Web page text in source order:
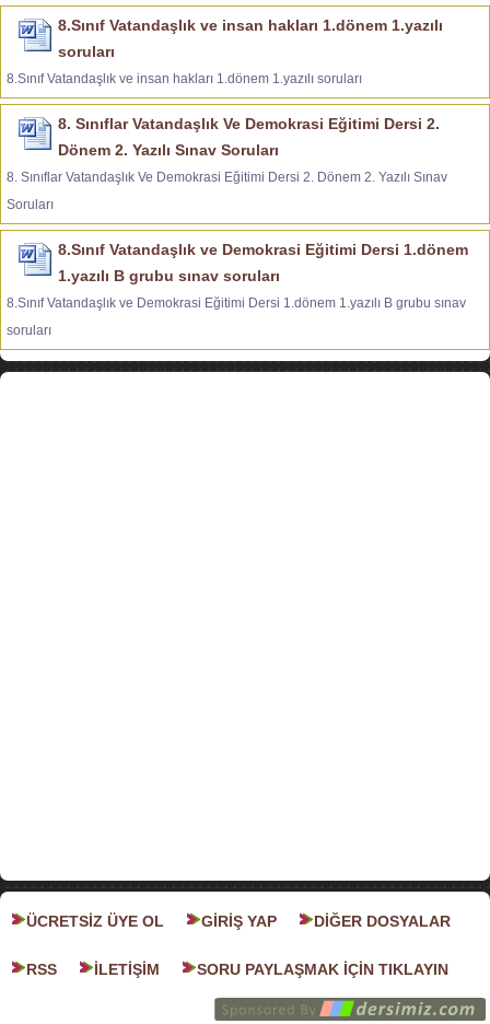
8.Sınıf Vatandaşlık ve insan hakları 1.dönem 1.yazılı
soruları
8.Sınıf Vatandaşlık ve insan hakları 1.dönem 1.yazılı soruları
8. Sınıflar Vatandaşlık Ve Demokrasi Eğitimi Dersi 2.
Dönem 2. Yazılı Sınav Soruları
8. Sınıflar Vatandaşlık Ve Demokrasi Eğitimi Dersi 2. Dönem 2. Yazılı Sınav
Soruları
8.Sınıf Vatandaşlık ve Demokrasi Eğitimi Dersi 1.dönem
1.yazılı B grubu sınav soruları
8.Sınıf Vatandaşlık ve Demokrasi Eğitimi Dersi 1.dönem 1.yazılı B grubu sınav
soruları
ÜCRETSİZ ÜYE OL GİRİŞ YAP DİĞER DOSYALAR
RSS İLETİŞİM SORU PAYLAŞMAK İÇİN TIKLAYIN